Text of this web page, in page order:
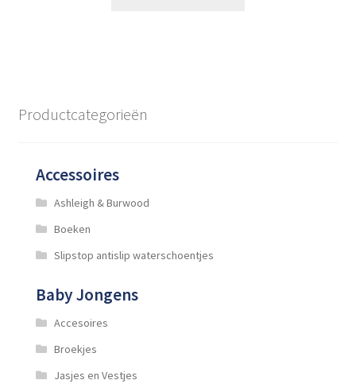
Productcategorieën
Accessoires
Ashleigh & Burwood
Boeken
Slipstop antislip waterschoentjes
Baby Jongens
Accesoires
Broekjes
Jasjes en Vestjes